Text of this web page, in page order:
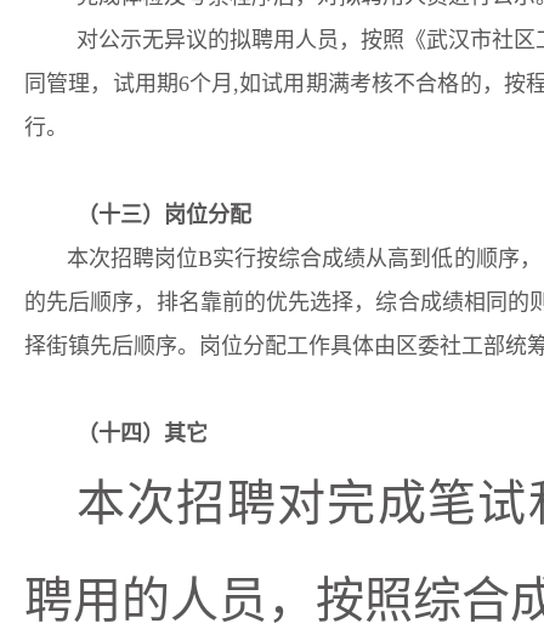
对公示无异议的拟聘用人员， 按照《武汉市社区
同管理，试用期6个月 ,如试用期满考核不合格的，按
行。
（十三）
岗位分配
本次招聘岗位B实行按综合成绩从高到低的顺序
的先后顺序，排名靠前的优先选择，综合成绩相同
择街镇先后顺序。岗位分配工作具体由区委社工部统
（十四） 其它
本次招聘对完成笔
聘用的人员，按照综合